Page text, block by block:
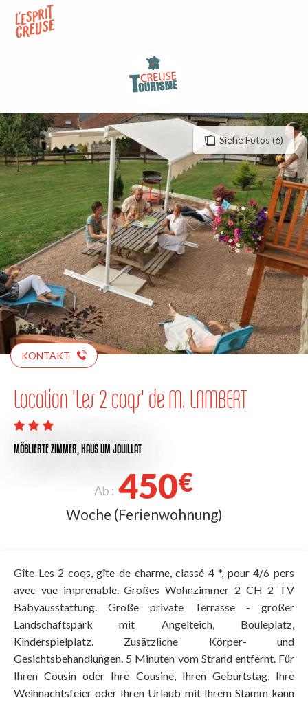
contenu
Siehe Fotos (6)
KONTAKT
Location 'Les 2 coqs' de M. LAMBERT
MÖBLIERTE ZIMMER, HAUSUM JOUILLAT
Ab : 450€
Woche (Ferienwohnung)
Gîte Les 2 coqs, gîte de charme, classé 4 *, pour 4/6 pers
avec vue imprenable. Großes Wohnzimmer 2 CH 2 TV
Babyausstattung. Große private Terrasse - großer
Landschaftspark mit Angelteich, Bouleplatz,
Kinderspielplatz. Zusätzliche Körper- und
Gesichtsbehandlungen. 5 Minuten vom Strand entfernt. Für
Ihren Cousin oder Ihre Cousine, Ihren Geburtstag, Ihre
Weihnachtsfeier oder Ihren Urlaub mit Ihrem Stamm kann